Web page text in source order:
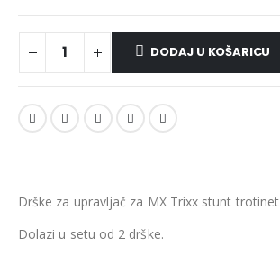
DODAJ U KOŠARICU
Drške za upravljač za MX Trixx stunt trotinet
Dolazi u setu od 2 drške.